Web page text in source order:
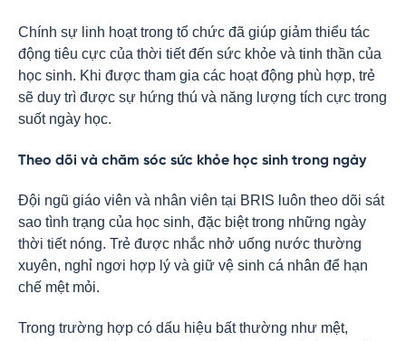
Chính sự linh hoạt trong tổ chức đã giúp giảm thiểu tác
động tiêu cực của thời tiết đến sức khỏe và tinh thần của
học sinh. Khi được tham gia các hoạt động phù hợp, trẻ
sẽ duy trì được sự hứng thú và năng lượng tích cực trong
suốt ngày học.
Theo dõi và chăm sóc sức khỏe học sinh trong ngày
Đội ngũ giáo viên và nhân viên tại BRIS luôn theo dõi sát
sao tình trạng của học sinh, đặc biệt trong những ngày
thời tiết nóng. Trẻ được nhắc nhở uống nước thường
xuyên, nghỉ ngơi hợp lý và giữ vệ sinh cá nhân để hạn
chế mệt mỏi.
Trong trường hợp có dấu hiệu bất thường như mệt,